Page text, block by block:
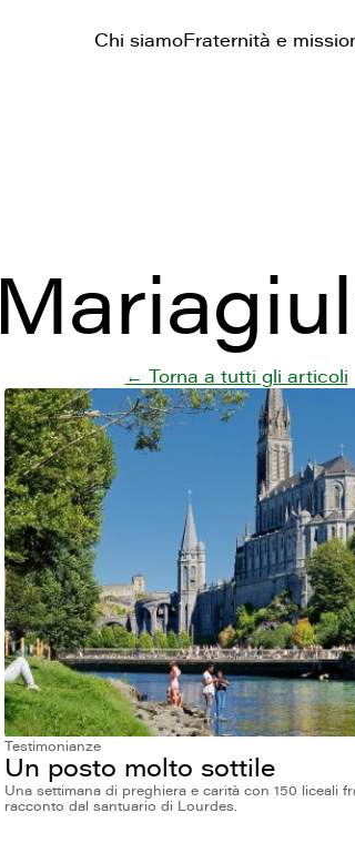
Chi siamoFraternità e
← Torna a tutti gli articoli
Testimonianze
Un posto molto sottile
Una settimana di preghiera e carità con 150 liceali
racconto dal santuario di Lourdes.